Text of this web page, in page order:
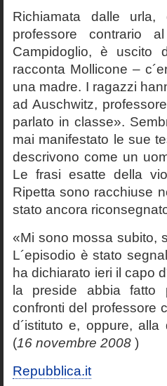
Richiamata dalle
professore contrario
Campidoglio, è uscito
racconta Mollicone –
una madre. I ragazzi
ad Auschwitz,
parlato in classe».
mai manifestato le sue
descrivono come un
Le frasi esatte della
Ripetta sono racchiuse
stato ancora
«Mi sono mossa subito,
L´episodio è stato
ha dichiarato ieri il capo
la preside abbia fatto
confronti del professore
d´istituto e, oppure, alla
(16 novembre 2008 )
Repubblica.it